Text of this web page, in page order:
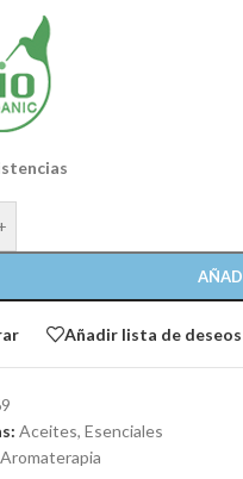
Añadir lista de deseos
Aceites, Esenciales
Aromaterapia